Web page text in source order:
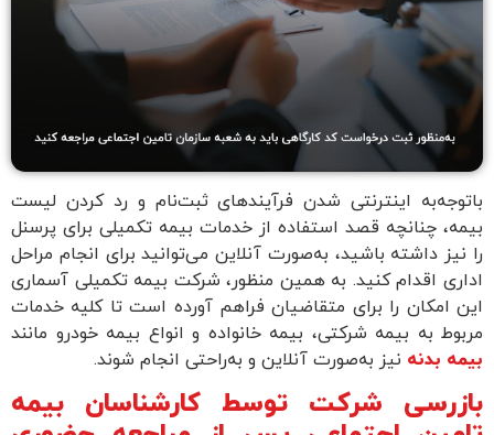
با‌توجه‌به اینترنتی شدن فرآیند‌های ثبت‌نام و رد کردن لیست
بیمه، چنانچه قصد استفاده از خدمات بیمه تکمیلی برای پرسنل
را نیز داشته باشید، به‌صورت آنلاین می‌توانید برای انجام مراحل
اداری اقدام کنید. به همین منظور، شرکت بیمه تکمیلی آسماری
این امکان را برای متقاضیان فراهم آورده است تا کلیه خدمات
مربوط به بیمه شرکتی، بیمه خانواده و انواع بیمه خودرو مانند
بیمه بدنه نیز به‌صورت آنلاین و به‌راحتی انجام شوند.
بازرسی شرکت توسط کارشناسان بیمه